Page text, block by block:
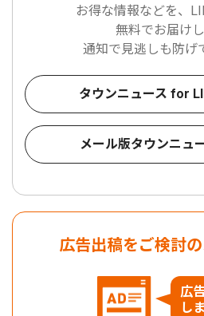
お得な情報などを、
無料でお届けし
通知で見逃しも防げ
タウンニュース for
メール版タウンニュ
広告出稿をご検討
広
し